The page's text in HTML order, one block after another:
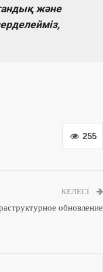
және
255
КЕЛЕСІ
обновление